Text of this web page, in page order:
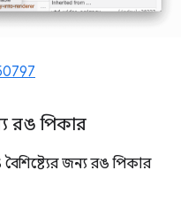
রঙ পিকার
জন্য রঙ পিকার